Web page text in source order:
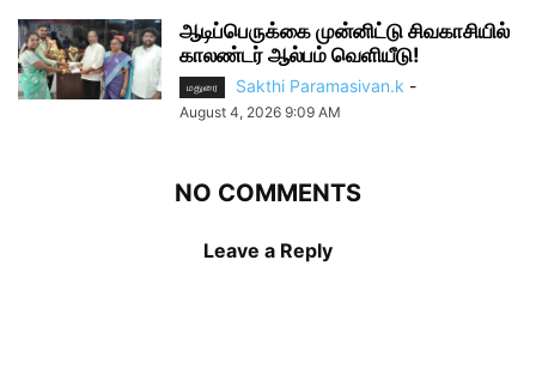
ஆடிப்பெருக்கை முன்னிட்டு சிவகாசியில்
காலண்டர் ஆல்பம் வெளியீடு!
மதுரை Sakthi Paramasivan.k -
August 4, 2026 9:09 AM
NO COMMENTS
Leave a Reply